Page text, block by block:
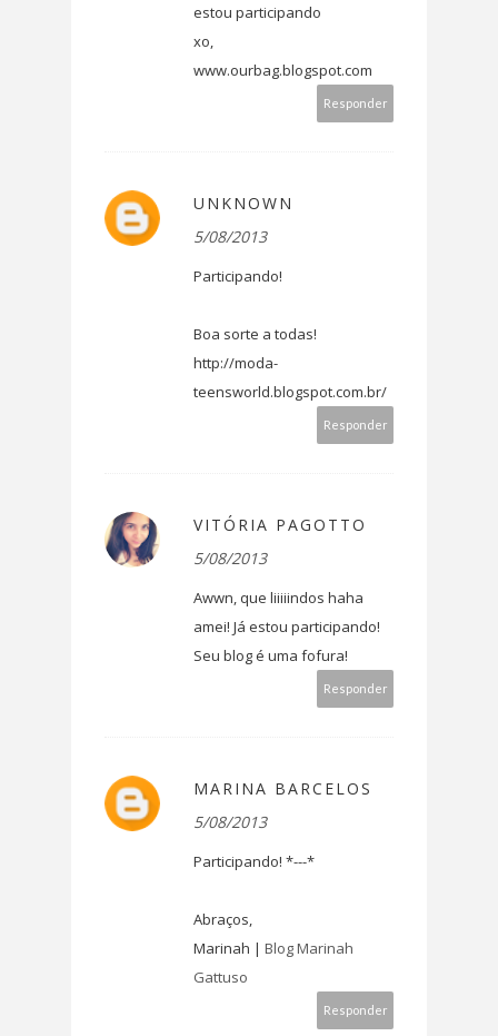
estou participando
xo,
www.ourbag.blogspot.com
Responder
UNKNOWN
5/08/2013
Participando!
Boa sorte a todas!
http://moda-
teensworld.blogspot.com.br/
Responder
VITÓRIA PAGOTTO
5/08/2013
Awwn, que liiiiindos haha
amei! Já estou participando!
Seu blog é uma fofura!
Responder
MARINA BARCELOS
5/08/2013
Participando! *---*
Abraços,
Marinah | Blog Marinah
Gattuso
Responder